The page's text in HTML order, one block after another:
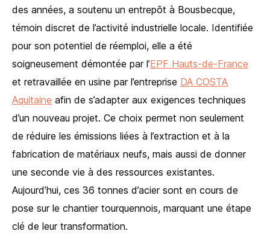
des années, a soutenu un entrepôt à Bousbecque,
témoin discret de l’activité industrielle locale. Identifiée
pour son potentiel de réemploi, elle a été
soigneusement démontée par l’EPF Hauts-de-France
et retravaillée en usine par l’entreprise DA COSTA
Aquitaine afin de s’adapter aux exigences techniques
d’un nouveau projet. Ce choix permet non seulement
de réduire les émissions liées à l’extraction et à la
fabrication de matériaux neufs, mais aussi de donner
une seconde vie à des ressources existantes.
Aujourd’hui, ces 36 tonnes d’acier sont en cours de
pose sur le chantier tourquennois, marquant une étape
clé de leur transformation.